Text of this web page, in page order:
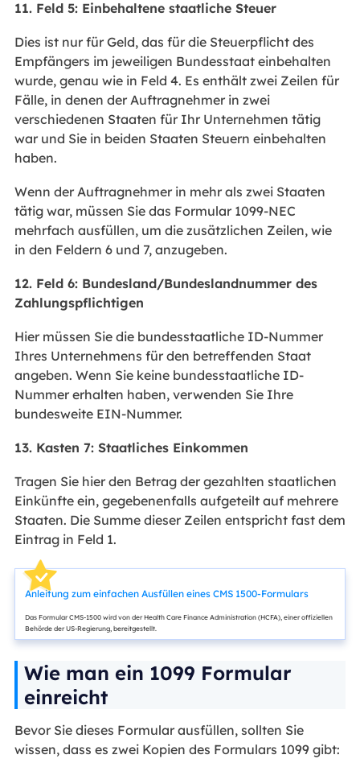
11. Feld 5: Einbehaltene staatliche Steuer
Dies ist nur für Geld, das für die Steuerpflicht des
Empfängers im jeweiligen Bundesstaat einbehalten
wurde, genau wie in Feld 4. Es enthält zwei Zeilen für
Fälle, in denen der Auftragnehmer in zwei
verschiedenen Staaten für Ihr Unternehmen tätig
war und Sie in beiden Staaten Steuern einbehalten
haben.
Wenn der Auftragnehmer in mehr als zwei Staaten
tätig war, müssen Sie das Formular 1099-NEC
mehrfach ausfüllen, um die zusätzlichen Zeilen, wie
in den Feldern 6 und 7, anzugeben.
12. Feld 6: Bundesland/Bundeslandnummer des
Zahlungspflichtigen
Hier müssen Sie die bundesstaatliche ID-Nummer
Ihres Unternehmens für den betreffenden Staat
angeben. Wenn Sie keine bundesstaatliche ID-
Nummer erhalten haben, verwenden Sie Ihre
bundesweite EIN-Nummer.
13. Kasten 7: Staatliches Einkommen
Tragen Sie hier den Betrag der gezahlten staatlichen
Einkünfte ein, gegebenenfalls aufgeteilt auf mehrere
Staaten. Die Summe dieser Zeilen entspricht fast dem
Eintrag in Feld 1.
Anleitung zum einfachen Ausfüllen eines CMS 1500-Formulars
Das Formular CMS-1500 wird von der Health Care Finance Administration (HCFA), einer offiziellen
Behörde der US-Regierung, bereitgestellt.
Wie man ein 1099 Formular
einreicht
Bevor Sie dieses Formular ausfüllen, sollten Sie
wissen, dass es zwei Kopien des Formulars 1099 gibt: